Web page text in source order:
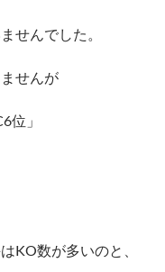
せんでした。
せんが
位」
KO数が多いのと、